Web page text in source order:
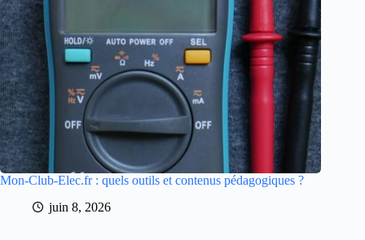
Mon-Club-Elec.fr : quels outils et contenus pédagogiques ?
juin 8, 2026